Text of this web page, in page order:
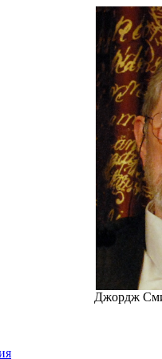
Джордж